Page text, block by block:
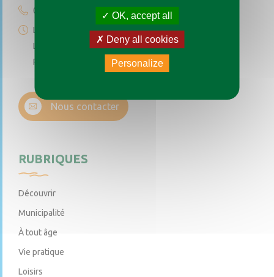
02 41 77 04 49
Lundi au vendredi de 9h à 12h
Le premier et troisième samedi du mois de 9h à 12h
Permanence téléphonique de 14h à 17h (sauf samedi)
Nous contacter
RUBRIQUES
Découvrir
Municipalité
À tout âge
Vie pratique
Loisirs
OK, accept all
Deny all cookies
Personalize